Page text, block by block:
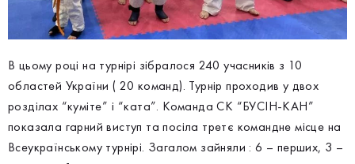
В цьому році на турнірі зібралося 240 учасників з 10
областей України ( 20 команд). Турнір проходив у двох
розділах “куміте” і “ката”. Команда СК “БУСІН-КАН”
показала гарний виступ та посіла третє командне місце на
Всеукраїнському турнірі. Загалом зайняли : 6 – перших, 3 –